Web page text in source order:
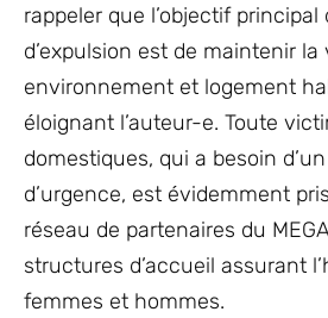
rappeler que l’objectif principal
d’expulsion est de maintenir
environnement et logement
éloignant l’auteur-e. Toute
domestiques, qui a besoin
d’urgence, est évidemment
réseau de partenaires du
structures d’accueil assurant
femmes et hommes.